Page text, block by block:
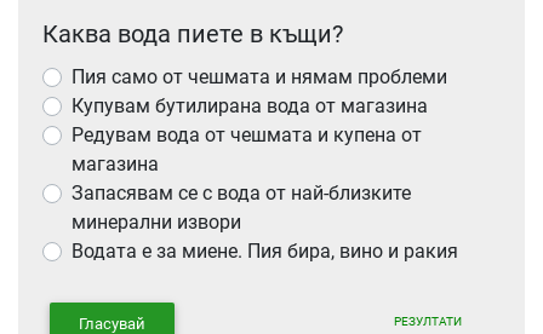
Каква вода пиете в къщи?
Пия само от чешмата и нямам проблеми
Купувам бутилирана вода от магазина
Редувам вода от чешмата и купена от
магазина
Запасявам се с вода от най-близките
минерални извори
Водата е за миене. Пия бира, вино и ракия
Гласувай РЕЗУЛТАТИ